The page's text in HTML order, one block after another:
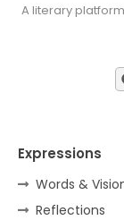
A literary
Expressions
Words &
Reflections